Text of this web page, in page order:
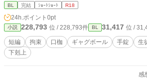
BL 完結 ｼｮｰﾄｼｮｰﾄ R18
24h.ポイント 0pt
小説 228,793 位 / 228,793件 BL 31,417 位 /
短編 拘束 口枷 ギャグボール 手錠 生
下剋上
感